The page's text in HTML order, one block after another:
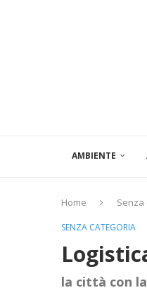
AMBIENTE
Home Senza
SENZA CATEGORIA
la città con